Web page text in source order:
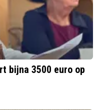
bijna 3500 euro op